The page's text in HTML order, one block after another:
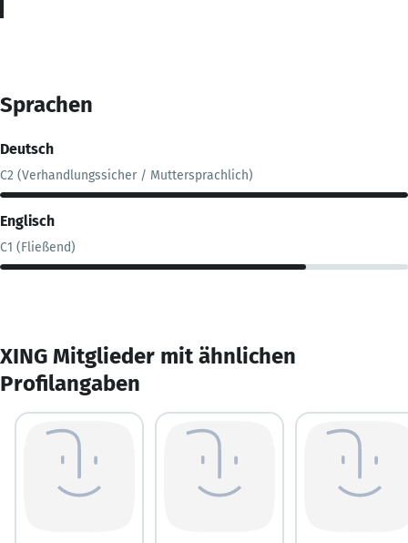
Sprachen
Deutsch
C2 (Verhandlungssicher / Muttersprachlich)
Englisch
C1 (Fließend)
XING Mitglieder mit ähnlichen
Profilangaben